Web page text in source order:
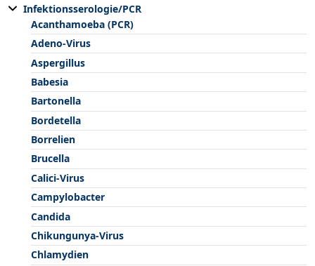
Infektionsserologie/PCR
Acanthamoeba (PCR)
Adeno-Virus
Aspergillus
Babesia
Bartonella
Bordetella
Borrelien
Brucella
Calici-Virus
Campylobacter
Candida
Chikungunya-Virus
Chlamydien